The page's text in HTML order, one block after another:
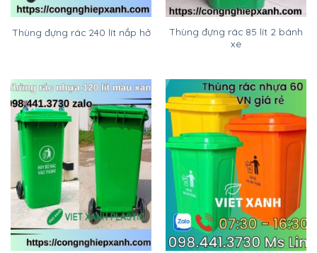
Thùng đựng rác 240 lít nắp hở
Thùng đựng rác 85 lít 2 bánh
xe